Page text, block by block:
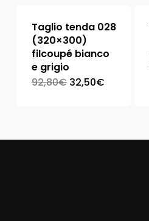
Taglio tenda 028
(320×300)
filcoupé bianco
e grigio
92,80€ 32,50€